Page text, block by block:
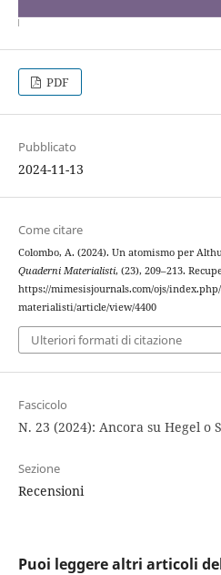
PDF
Pubblicato
2024-11-13
Come citare
Colombo, A. (2024). Un atomismo per
Quaderni Materialisti, (23), 209–213.
https://mimesisjournals.com/ojs/
materialisti/article/view/4400
Ulteriori formati di citazione
Fascicolo
N. 23 (2024): Ancora su Hegel o
Sezione
Recensioni
Puoi leggere altri articoli